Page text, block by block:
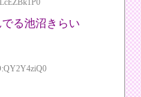
る池沼きらい